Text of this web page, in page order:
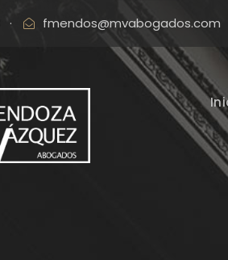
· fmendos@mvabogados.com